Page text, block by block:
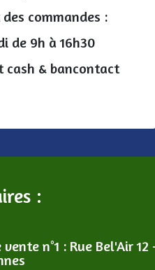
commandes :
de 9h à 16h30
cash & bancontact
:
n°1 : Rue Bel'Air 12